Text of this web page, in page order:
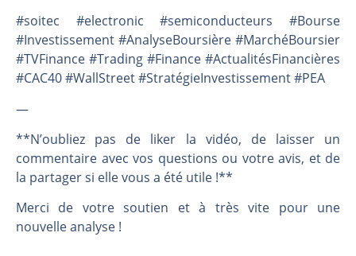
#soitec #electronic #semiconducteurs #Bourse
#Investissement #AnalyseBoursière #MarchéBoursier
#TVFinance #Trading #Finance #ActualitésFinancières
#CAC40 #WallStreet #StratégieInvestissement #PEA
—
**N’oubliez pas de liker la vidéo, de laisser un
commentaire avec vos questions ou votre avis, et de
la partager si elle vous a été utile !**
Merci de votre soutien et à très vite pour une
nouvelle analyse !